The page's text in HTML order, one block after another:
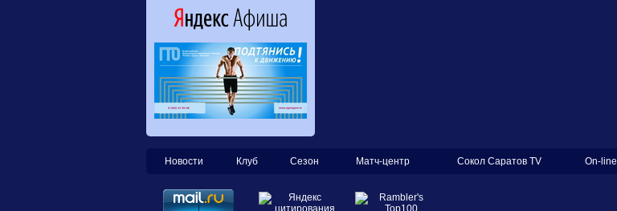
Новости Клуб Сезон Матч-центр Сокол Саратов TV On-line